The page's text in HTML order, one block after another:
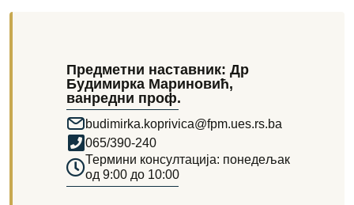
Предметни наставник: Др
Будимирка Мариновић,
ванредни проф.
budimirka.koprivica@fpm.ues.rs.ba
065/390-240
Термини консултација: понедељак
од 9:00 до 10:00